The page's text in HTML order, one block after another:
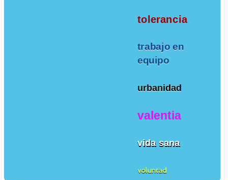
tolerancia
trabajo en
equipo
urbanidad
valentia
vida sana
voluntad